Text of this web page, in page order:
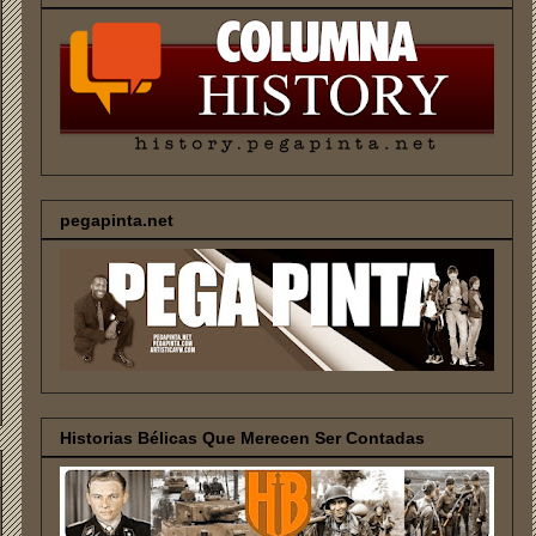
pegapinta.net
Historias Bélicas Que Merecen Ser Contadas